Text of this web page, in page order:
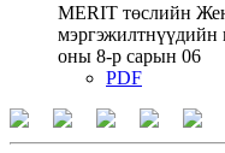
MERIT төслийн
мэргэжилтнүүдийн
оны 8-р сарын 06
PDF